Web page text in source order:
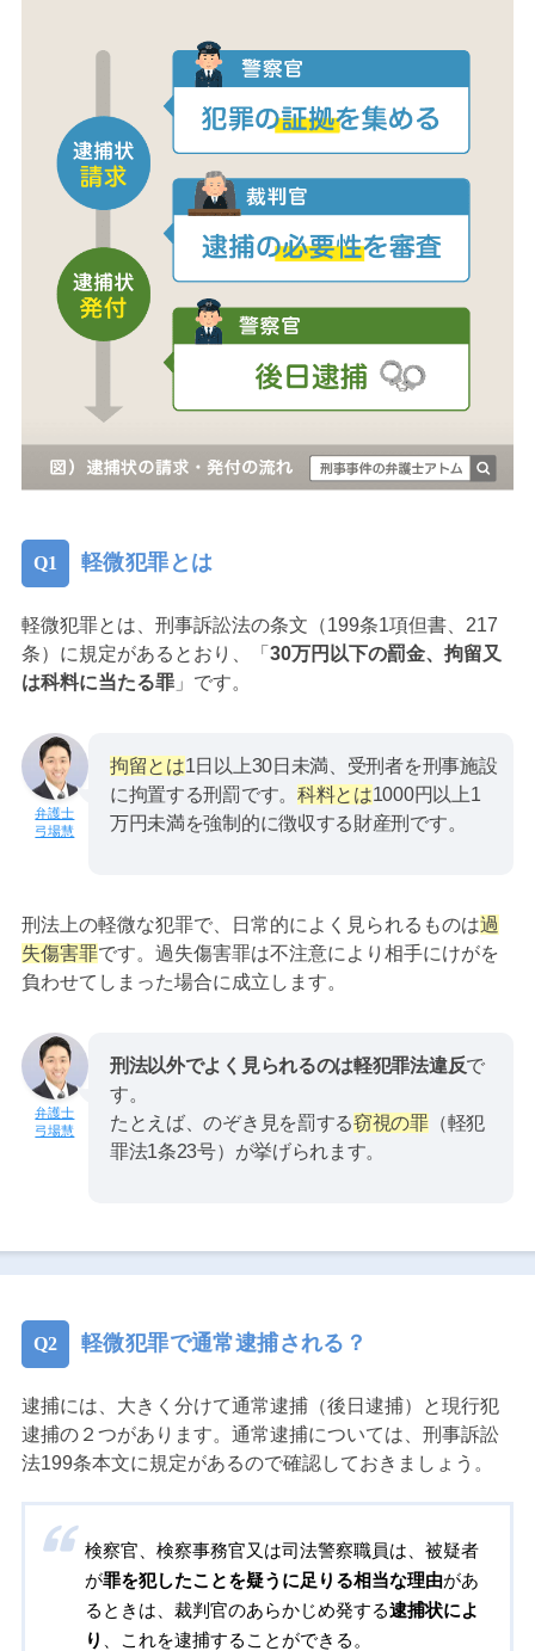
軽微犯罪とは
軽微犯罪とは、刑事訴訟法の条文（199条1項但書、217
条）に規定があるとおり、「 30万円以下の罰金、拘留又
は科料に当たる罪」です。
弓場慧
拘留とは1日以上30日未満、受刑者を刑事施設
に拘置する刑罰です。 科料とは1000円以上1
万円未満を強制的に徴収する財産刑です。
刑法上の軽微な犯罪で、日常的によく見られるものは過
失傷害罪です。過失傷害罪は不注意により相手にけがを
負わせてしまった場合に成立します。
弓場慧
刑法以外でよく見られるのは軽犯罪法違反で
す。
たとえば、のぞき見を罰する窃視の罪（軽犯
罪法1条23号）が挙げられます。
軽微犯罪で通常逮捕される？
逮捕には、大きく分けて通常逮捕（後日逮捕）と現行犯
逮捕の２つがあります。通常逮捕については、刑事訴訟
法199条本文に規定があるので確認しておきましょう。
検察官、検察事務官又は司法警察職員は、被疑者
が罪を犯したことを疑うに足りる相当な理由があ
るときは、裁判官のあらかじめ発する逮捕状によ
り
、これを逮捕することができる。